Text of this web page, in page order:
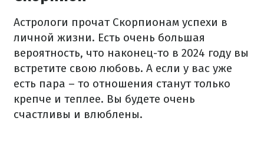
Астрологи прочат Скорпионам успехи в
личной жизни. Есть очень большая
вероятность, что наконец-то в 2024 году вы
встретите свою любовь. А если у вас уже
есть пара – то отношения станут только
крепче и теплее. Вы будете очень
счастливы и влюблены.